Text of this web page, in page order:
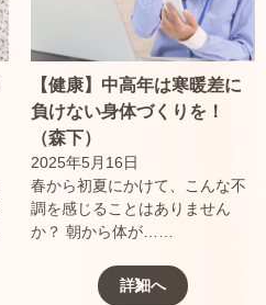
【健康】中高年は寒暖差に
負けない身体づくりを！
（森下）
2025年5月16日
春から初夏にかけて、こんな不
調を感じることはありません
か？ 朝から体が……
詳細へ